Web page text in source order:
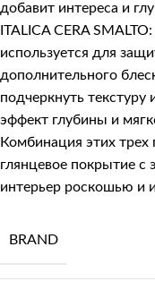
добавит интереса и
ITALICA CERA
используется для
дополнительного
подчеркнуть текстуру
эффект глубины и
Комбинация этих
глянцевое покрытие
интерьер роскошью и
BRAND